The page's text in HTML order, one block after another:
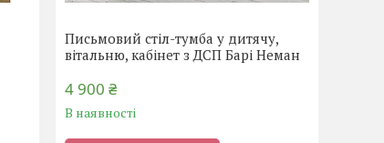
Письмовий стіл-тумба у дитячу,
вітальню, кабінет з ДСП Барі Неман
4 900 ₴
В наявності